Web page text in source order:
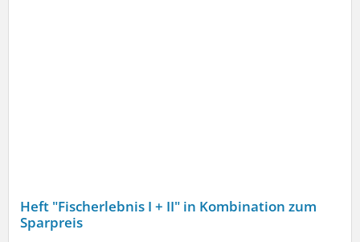
Heft "Fischerlebnis I + II" in Kombination zum
Sparpreis